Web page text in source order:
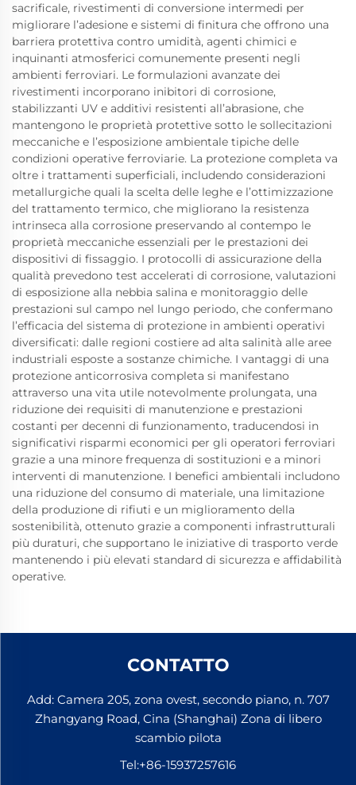
sacrificale, rivestimenti di conversione intermedi per
migliorare l’adesione e sistemi di finitura che offrono una
barriera protettiva contro umidità, agenti chimici e
inquinanti atmosferici comunemente presenti negli
ambienti ferroviari. Le formulazioni avanzate dei
rivestimenti incorporano inibitori di corrosione,
stabilizzanti UV e additivi resistenti all’abrasione, che
mantengono le proprietà protettive sotto le sollecitazioni
meccaniche e l’esposizione ambientale tipiche delle
condizioni operative ferroviarie. La protezione completa va
oltre i trattamenti superficiali, includendo considerazioni
metallurgiche quali la scelta delle leghe e l’ottimizzazione
del trattamento termico, che migliorano la resistenza
intrinseca alla corrosione preservando al contempo le
proprietà meccaniche essenziali per le prestazioni dei
dispositivi di fissaggio. I protocolli di assicurazione della
qualità prevedono test accelerati di corrosione, valutazioni
di esposizione alla nebbia salina e monitoraggio delle
prestazioni sul campo nel lungo periodo, che confermano
l’efficacia del sistema di protezione in ambienti operativi
diversificati: dalle regioni costiere ad alta salinità alle aree
industriali esposte a sostanze chimiche. I vantaggi di una
protezione anticorrosiva completa si manifestano
attraverso una vita utile notevolmente prolungata, una
riduzione dei requisiti di manutenzione e prestazioni
costanti per decenni di funzionamento, traducendosi in
significativi risparmi economici per gli operatori ferroviari
grazie a una minore frequenza di sostituzioni e a minori
interventi di manutenzione. I benefici ambientali includono
una riduzione del consumo di materiale, una limitazione
della produzione di rifiuti e un miglioramento della
sostenibilità, ottenuto grazie a componenti infrastrutturali
più duraturi, che supportano le iniziative di trasporto verde
mantenendo i più elevati standard di sicurezza e affidabilità
operative.
CONTATTO
Add: Camera 205, zona ovest, secondo piano, n. 707
Zhangyang Road, Cina (Shanghai) Zona di libero
scambio pilota
Tel:+86-15937257616